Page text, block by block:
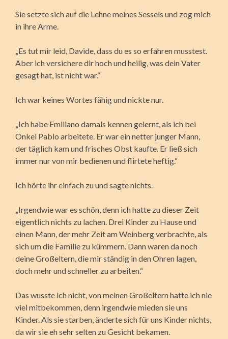
Sie setzte sich auf die Lehne meines Sessels und zog mich
in ihre Arme.
„Es tut mir leid, Davide, dass du es so erfahren musstest.
Aber ich versichere dir hoch und heilig, was dein Vater
gesagt hat, ist nicht war.“
Ich war keines Wortes fähig und nickte nur.
„Ich habe Emiliano damals kennen gelernt, als ich bei
Onkel Pablo arbeitete. Er war ein netter junger Mann,
der täglich kam und frisches Obst kaufte. Er ließ sich
immer nur von mir bedienen und flirtete heftig.“
Ich hörte ihr einfach zu und sagte nichts.
„Irgendwie war es schön, denn ich hatte zu dieser Zeit
eigentlich nichts zu lachen. Drei Kinder zu Hause und
einen Mann, der mehr Zeit am Weinberg verbrachte, als
sich um die Familie zu kümmern. Dann waren da noch
deine Großeltern, die mir ständig in den Ohren lagen,
doch mehr und schneller zu arbeiten.“
Das wusste ich nicht, von meinen Großeltern hatte ich nie
viel mitbekommen, denn irgendwie mieden sie uns
Kinder. Als sie starben, änderte sich für uns Kinder nichts,
da wir sie eh sehr selten zu Gesicht bekamen.